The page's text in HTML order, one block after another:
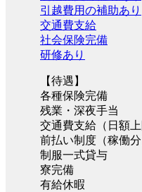
引越費用の補助あり
交通費支給
社会保険完備
研修あり
【待遇】
各種保険完備
残業・深夜手当
交通費支給（日額上
前払い制度（稼働分
制服一式貸与
寮完備
有給休暇